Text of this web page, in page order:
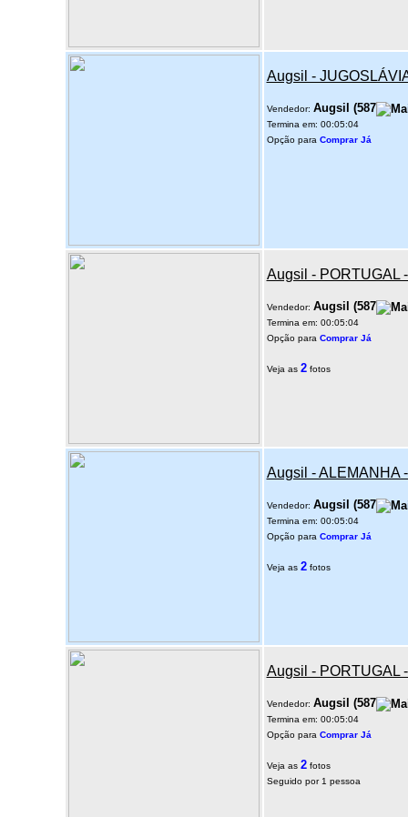
Augsil -
Vendedor: Augsil (587
Termina em: 00:05:04
Opção para Comprar Já
Augsil - PORTUGAL
Vendedor: Augsil (587
Termina em: 00:05:04
Opção para Comprar Já
Veja as 2fotos
Augsil - ALEMANHA
Vendedor: Augsil (587
Termina em: 00:05:04
Opção para Comprar Já
Veja as 2fotos
Augsil - PORTUGAL
Vendedor: Augsil (587
Termina em: 00:05:04
Opção para Comprar Já
Veja as 2fotos
Seguido por 1 pessoa